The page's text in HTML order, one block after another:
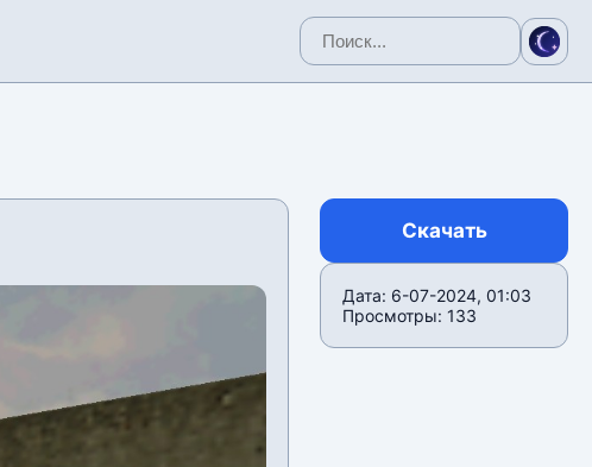
Скачать
Дата: 6-07-2024, 01:03
Просмотры: 133